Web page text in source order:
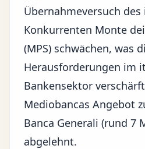
Übernahmeversuch
Konkurrenten Monte
(MPS) schwächen, was
Herausforderungen im
Bankensektor
Mediobancas Angebot
Banca Generali (rund 7
abgelehnt.